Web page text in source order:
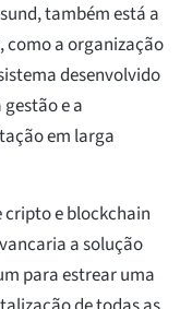
também está a
como a organização
desenvolvido
e a
em larga
e blockchain
a solução
para estrear uma